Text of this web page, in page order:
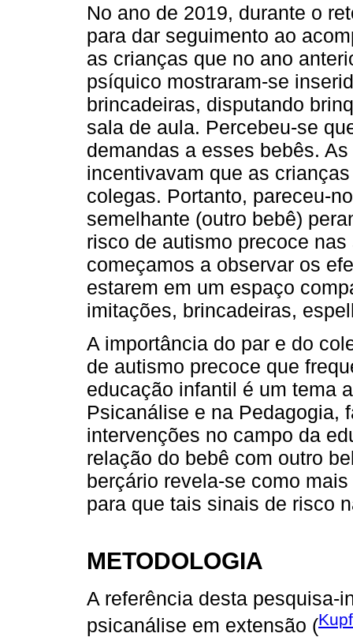
No ano de 2019, durante o
para dar seguimento ao
as crianças que no ano
psíquico mostraram-se
brincadeiras, disputando
sala de aula. Percebeu-se
demandas a esses bebês.
incentivavam que as
colegas. Portanto, pareceu-
semelhante (outro bebê)
risco de autismo precoce
começamos a observar os
estarem em um espaço
imitações, brincadeiras,
A importância do par e do
de autismo precoce que
educação infantil é um tema
Psicanálise e na Pedagogia,
intervenções no campo da
relação do bebê com outro
berçário revela-se como
para que tais sinais de risco
METODOLOGIA
A referência desta pesquisa-
psicanálise em extensão (